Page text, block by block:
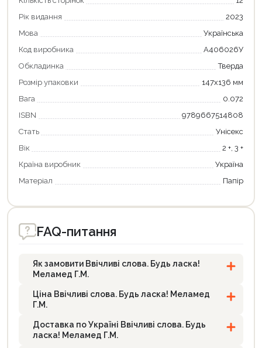
Рік видання
2023
Мова
Українська
Код виробника
А406026У
Обкладинка
Тверда
Розмір упаковки
147х136 мм
Вага
0.072
ISBN
9789667514808
Стать
Унісекс
Вік
2 +, 3 +
Країна виробник
Україна
Матеріал
Папір
FAQ-питання
Як замовити Ввічливі слова. Будь ласка!
Меламед Г.М.
Ціна Ввічливі слова. Будь ласка! Меламед
Г.М.
Доставка по Україні Ввічливі слова. Будь
ласка! Меламед Г.М.